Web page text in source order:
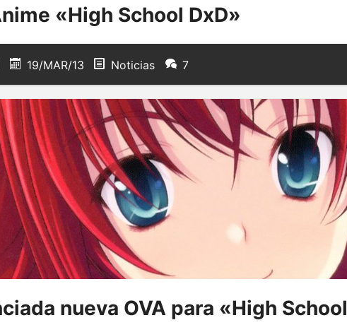
«High School DxD»
19/MAR/13 Noticias 7
nueva OVA para «High School